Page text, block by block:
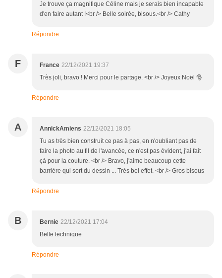
Je trouve ça magnifique Céline mais je serais bien incapable
d'en faire autant !<br /> Belle soirée, bisous.<br /> Cathy
Répondre
F France 22/12/2021 19:37
Très joli, bravo ! Merci pour le partage. <br /> Joyeux Noël 🎅
Répondre
A AnnickAmiens 22/12/2021 18:05
Tu as très bien construit ce pas à pas, en n'oubliant pas de
faire la photo au fil de l'avancée, ce n'est pas évident, j'ai fait
çà pour la couture. <br /> Bravo, j'aime beaucoup cette
barrière qui sort du dessin ... Très bel effet. <br /> Gros bisous
Répondre
B Bernie 22/12/2021 17:04
Belle technique
Répondre